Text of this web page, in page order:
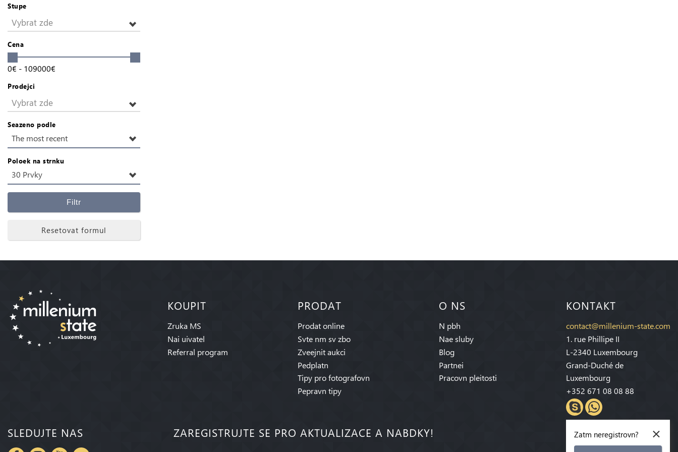
Stupe
Vybrat zde
Cena
0€ - 109000€
Prodejci
Vybrat zde
Seazeno podle
The most recent
Poloek na strnku
30 Prvky
Filtr
Resetovat formul
KOUPIT
Zruka MS
Nai uivatel
Referral program
PRODAT
Prodat online
Svte nm sv zbo
Zveejnit aukci
Pedplatn
Tipy pro fotografovn
Pepravn tipy
O NS
N pbh
Nae sluby
Blog
Partnei
Pracovn pleitosti
KONTAKT
contact@millenium-state.com
1. rue Phillipe II
L-2340 Luxembourg
Grand-Duché de
Luxembourg
+352 671 08 08 88
SLEDUJTE NAS ZAREGISTRUJTE SE PRO AKTUALIZACE A NABDKY! ×
Zatm neregistrovn?